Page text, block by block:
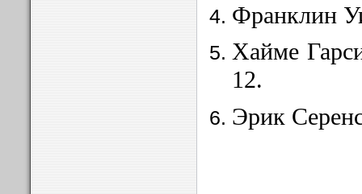
Франклин
Хайме
12.
Эрик